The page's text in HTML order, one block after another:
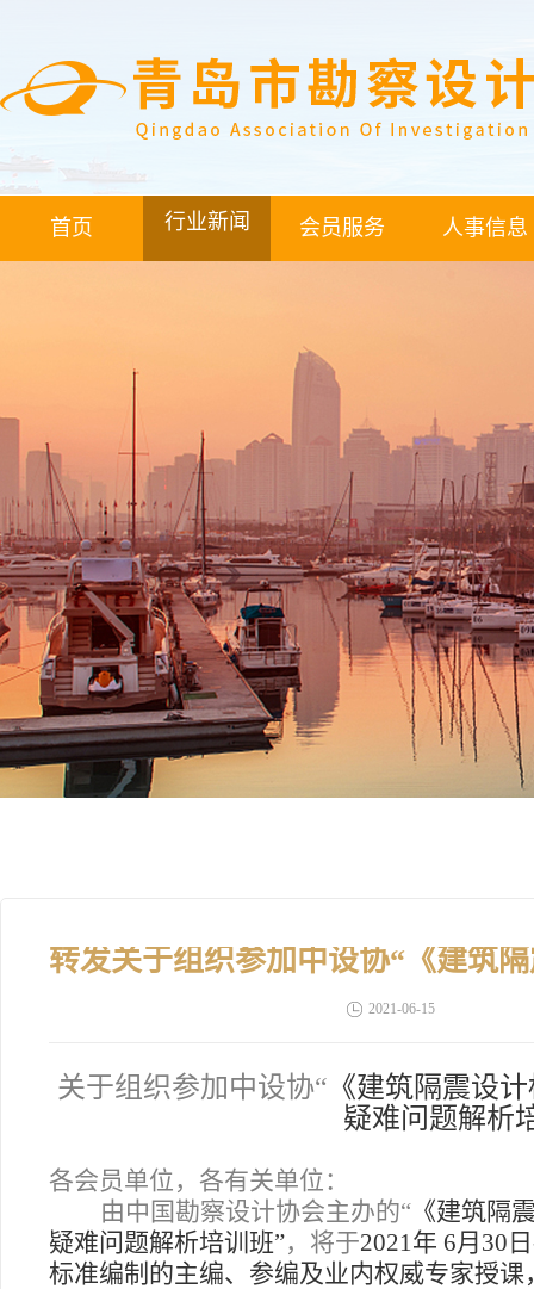
首页 行业新闻 会员服务 人事信息
2021-06-15
关于组织参加中设协“ 《建筑隔震设
疑难问题解析
各会员单位，各有关单位：
由中国勘察设计协会主办的“ 《建筑隔
疑难问题解析培训班”，将于2021年 6月30
标准编制的主编、参编及业内权威专家授